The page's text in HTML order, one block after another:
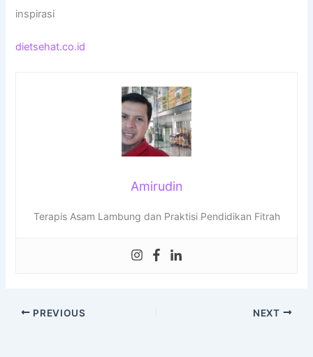
inspirasi
dietsehat.co.id
Amirudin
Terapis Asam Lambung dan Praktisi Pendidikan Fitrah
PREVIOUS NEXT